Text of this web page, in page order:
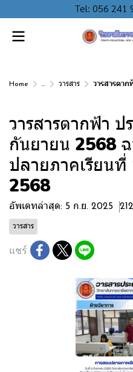
Tel: 056 241
Home ... วารสาร วารสารตากฟ้า ประจำ
วารสารตากฟ้า ป
กันยายน 2568
ปลายภาคเรียน
2568
อัพเดทล่าสุด: 5 ก.ย. 2025
วารสาร
แชร์